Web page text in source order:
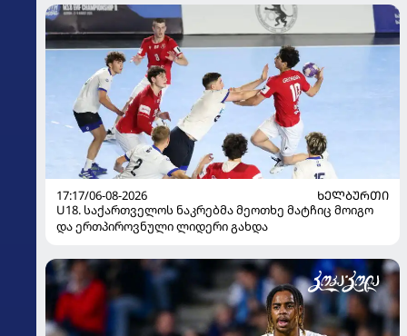
17:17/06-08-2026
ᲮᲔᲚᲑᲣᲠᲗᲘ
U18. საქართველოს ნაკრებმა მეოთხე მატჩიც მოიგო
და ერთპიროვნული ლიდერი გახდა